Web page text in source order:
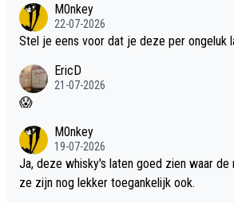
M0nkey
22-07-2026
Stel je eens voor dat je deze per ongeluk
EricD
21-07-2026
😱
M0nkey
19-07-2026
Ja, deze whisky's laten goed zien waar de
ze zijn nog lekker toegankelijk ook.